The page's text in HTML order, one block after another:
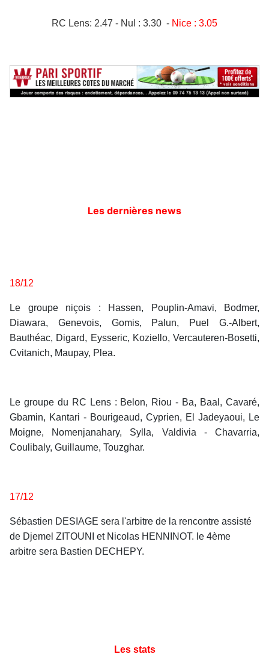
RC Lens: 2.47 - Nul : 3.30 - Nice : 3.05
Les dernières news
18/12
Le groupe niçois : Hassen, Pouplin-Amavi, Bodmer,
Diawara, Genevois, Gomis, Palun, Puel G.-Albert,
Bauthéac, Digard, Eysseric, Koziello, Vercauteren-Bosetti,
Cvitanich, Maupay, Plea.
Le groupe du RC Lens : Belon, Riou - Ba, Baal, Cavaré,
Gbamin, Kantari - Bourigeaud, Cyprien, El Jadeyaoui, Le
Moigne, Nomenjanahary, Sylla, Valdivia - Chavarria,
Coulibaly, Guillaume, Touzghar.
17/12
Sébastien DESIAGE sera l'arbitre de la rencontre assisté
de Djemel ZITOUNI et Nicolas HENNINOT. le 4ème
arbitre sera Bastien DECHEPY.
Les stats